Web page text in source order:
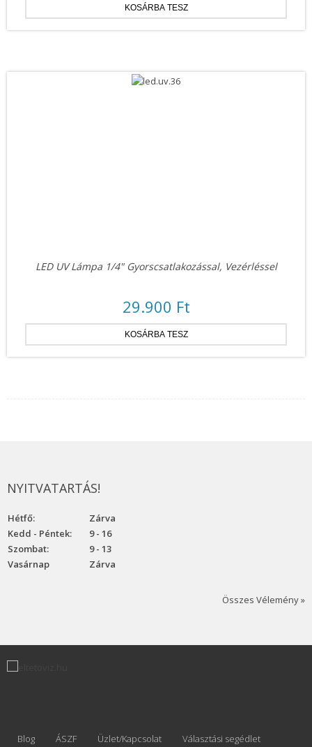
LED UV Lámpa 1/4" Gyorscsatlakozással, Vezérléssel
29.900 Ft
NYITVATARTÁS!
Hétfő:
Zárva
Kedd - Péntek:
9 - 16
Szombat:
9 - 13
Vasárnap
Zárva
Összes Vélemény »
Blog ÁSZF Üzlet/Kapcsolat Választási segédlet